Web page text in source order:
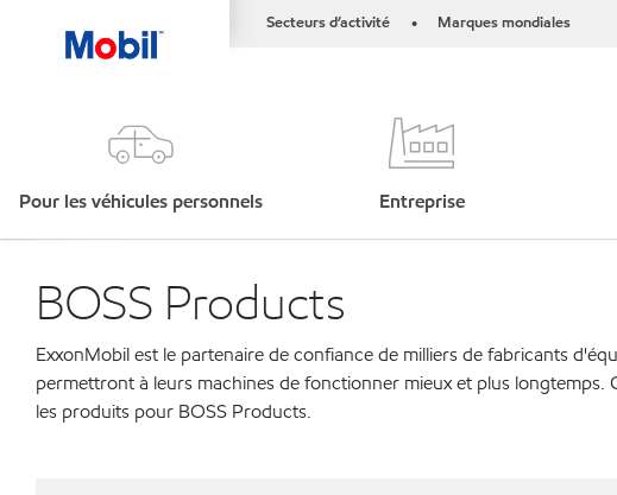
Secteurs d’activité • Marques mondiales
Pour les véhicules personnels Entreprise
BOSS Products
ExxonMobil est le partenaire de confiance de milliers de fabricants
permettront à leurs machines de fonctionner mieux et plus
les produits pour BOSS Products.